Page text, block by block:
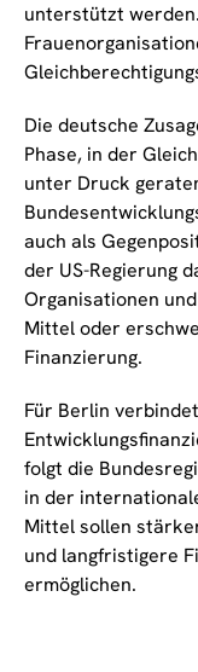
unterstützt
Die deutsche
Phase, in der
unter Druck
auch als
der US-Regierung
Organisationen
Mittel oder
Finanzierung.
Für Berlin
folgt die
in der
Mittel sollen
und langfristigere
ermöglichen.